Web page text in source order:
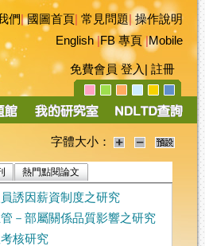
們|國圖首頁 常見問題|操作說明
English|FB 專頁|Mobile
免費會員 登入 註冊
字體大小：
熱門點閱論文
誘因薪資制度之研究
－部屬關係品質影響之研究
核研究